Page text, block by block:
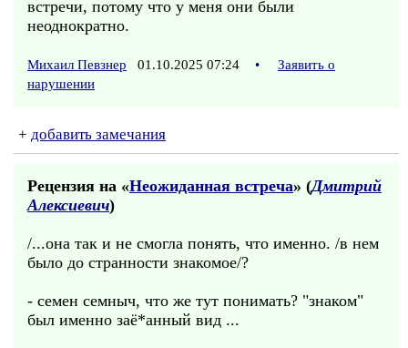
встречи, потому что у меня они были
неоднократно.
Михаил Певзнер 01.10.2025 07:24 •
Заявить о
нарушении
+ добавить замечания
Рецензия на «Неожиданная встреча» (Дмитрий
Алексиевич)
/...она так и не смогла понять, что именно. /в нем
было до странности знакомое/?
- семен семныч, что же тут понимать? "знаком"
был именно заё*анный вид ...